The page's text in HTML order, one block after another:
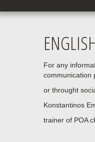
For any
or throught
Konstantinos
trainer of POA